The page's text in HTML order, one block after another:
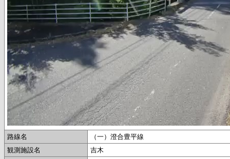
路線名
（一）澄合豊平線
観測施設名
吉木